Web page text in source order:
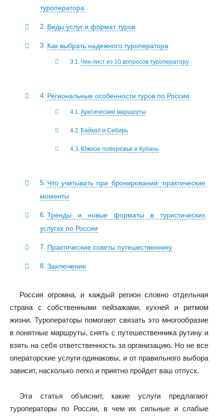
туроператора
Виды услуг и формат туров
Как выбрать надежного туроператора
Чек-лист из 10 вопросов туроператору
Региональные особенности туров по России
Арктические маршруты
Байкал и Сибирь
Южное побережье и Кубань
Что учитывать при бронировании: практические
моменты
Тренды и новые форматы в туристических
услугах по России
Практические советы путешественнику
Заключение
Россия огромна, и каждый регион словно отдельная
страна с собственными пейзажами, кухней и ритмом
жизни. Туроператоры помогают связать это многообразие
в понятные маршруты, снять с путешественника рутину и
взять на себя ответственность за организацию. Но не все
операторские услуги одинаковы, и от правильного выбора
зависит, насколько легко и приятно пройдет ваш отпуск.
Эта статья объяснит, какие услуги предлагают
туроператоры по России, в чем их сильные и слабые